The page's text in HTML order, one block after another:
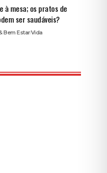
à mesa; os pratos de
ser saudáveis?
Bem EstarVida